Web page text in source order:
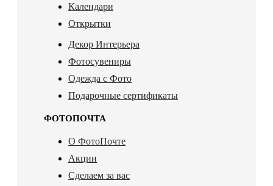
Календари
Открытки
Декор Интерьера
Фотосувениры
Одежда с Фото
Подарочные сертификаты
ФОТОПОЧТА
О ФотоПочте
Акции
Сделаем за вас